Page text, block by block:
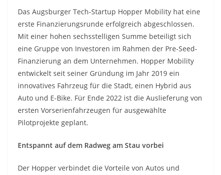
Das Augsburger Tech-Startup Hopper Mobility hat eine
erste Finanzierungsrunde erfolgreich abgeschlossen.
Mit einer hohen sechsstelligen Summe beteiligt sich
eine Gruppe von Investoren im Rahmen der Pre-Seed-
Finanzierung an dem Unternehmen. Hopper Mobility
entwickelt seit seiner Gründung im Jahr 2019 ein
innovatives Fahrzeug für die Stadt, einen Hybrid aus
Auto und E-Bike. Für Ende 2022 ist die Auslieferung von
ersten Vorserienfahrzeugen für ausgewählte
Pilotprojekte geplant.
Entspannt auf dem Radweg am Stau vorbei
Der Hopper verbindet die Vorteile von Autos und